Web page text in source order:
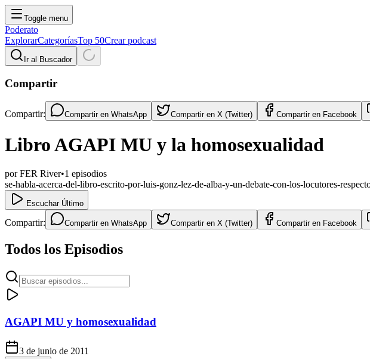
Toggle menu
Poderato
ExplorarCategoríasTop 50Crear podcast
Ir al Buscador
Compartir
Compartir: Compartir en WhatsApp Compartir en X (Twitter) Compartir en Facebook
Libro AGAPI MU y la homosexualidad
porFER River•1 episodios
se-habla-acerca-del-libro-escrito-por-luis-gonz-lez-de-alba-y-un-debate-con-los-locutores-
Escuchar Último
Compartir: Compartir en WhatsApp Compartir en X (Twitter) Compartir en Facebook
Todos los Episodios
AGAPI MU y homosexualidad
3 de junio de 2011